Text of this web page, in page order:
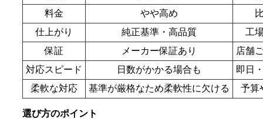
料金
やや高め
仕上がり
純正基準・高品質
工
保証
メーカー保証あり
店舗
対応スピード
日数がかかる場合も
即日
柔軟な対応
基準が厳格なため柔軟性に欠ける 予算
選び方のポイント